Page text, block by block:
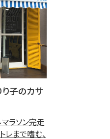
子のカサ
ラソン完走
レまで嗜む、